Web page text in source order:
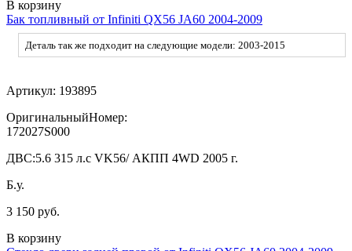
В корзину
Бак топливный от Infiniti QX56 JA60 2004-2009
Деталь так же подходит на следующие модели: 2003-2015
Артикул: 193895
ОригинальныйНомер:
172027S000
ДВС:5.6 315 л.с VK56/ АКПП 4WD 2005 г.
Б.у.
3 150 руб.
В корзину